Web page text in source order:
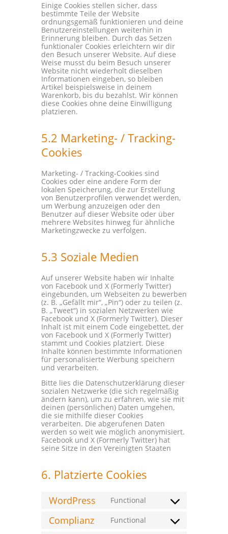
Einige Cookies stellen sicher, dass
bestimmte Teile der Website
ordnungsgemäß funktionieren und deine
Benutzereinstellungen weiterhin in
Erinnerung bleiben. Durch das Setzen
funktionaler Cookies erleichtern wir dir
den Besuch unserer Website. Auf diese
Weise musst du beim Besuch unserer
Website nicht wiederholt dieselben
Informationen eingeben, so bleiben
Artikel beispielsweise in deinem
Warenkorb, bis du bezahlst. Wir können
diese Cookies ohne deine Einwilligung
platzieren.
5.2 Marketing- / Tracking-
Cookies
Marketing- / Tracking-Cookies sind
Cookies oder eine andere Form der
lokalen Speicherung, die zur Erstellung
von Benutzerprofilen verwendet werden,
um Werbung anzuzeigen oder den
Benutzer auf dieser Website oder über
mehrere Websites hinweg für ähnliche
Marketingzwecke zu verfolgen.
5.3 Soziale Medien
Auf unserer Website haben wir Inhalte
von Facebook und X (Formerly Twitter)
eingebunden, um Webseiten zu bewerben
(z. B. „Gefällt mir“, „Pin“) oder zu teilen (z.
B. „Tweet“) in sozialen Netzwerken wie
Facebook und X (Formerly Twitter). Dieser
Inhalt ist mit einem Code eingebettet, der
von Facebook und X (Formerly Twitter)
stammt und Cookies platziert. Diese
Inhalte können bestimmte Informationen
für personalisierte Werbung speichern
und verarbeiten.
Bitte lies die Datenschutzerklärung dieser
sozialen Netzwerke (die sich regelmäßig
ändern kann), um zu erfahren, wie sie mit
deinen (persönlichen) Daten umgehen,
die sie mithilfe dieser Cookies
verarbeiten. Die abgerufenen Daten
werden so weit wie möglich anonymisiert.
Facebook und X (Formerly Twitter) hat
seine Sitze in den Vereinigten Staaten
6. Platzierte Cookies
WordPress Functional
Consent
service
Complianz Functional
Consent